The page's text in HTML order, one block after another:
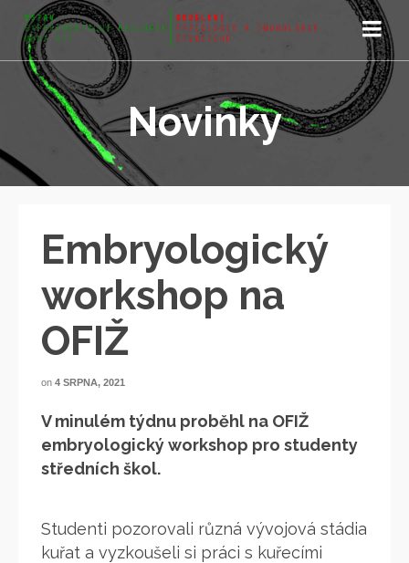
Novinky
Embryologický
workshop na
OFIŽ
on 4 SRPNA, 2021
V minulém týdnu proběhl na OFIŽ
embryologický workshop pro studenty
středních škol.
Studenti pozorovali různá vývojová stádia
kuřat a vyzkoušeli si práci s kuřecími